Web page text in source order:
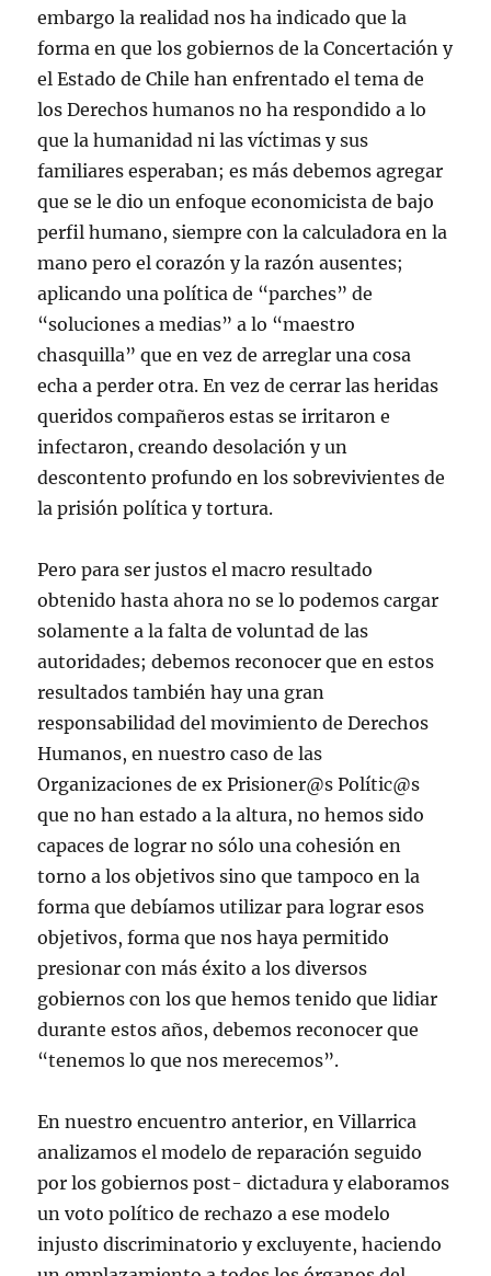
embargo la realidad nos ha indicado que la
forma en que los gobiernos de la Concertación y
el Estado de Chile han enfrentado el tema de
los Derechos humanos no ha respondido a lo
que la humanidad ni las víctimas y sus
familiares esperaban; es más debemos agregar
que se le dio un enfoque economicista de bajo
perfil humano, siempre con la calculadora en la
mano pero el corazón y la razón ausentes;
aplicando una política de “parches” de
“soluciones a medias” a lo “maestro
chasquilla” que en vez de arreglar una cosa
echa a perder otra. En vez de cerrar las heridas
queridos compañeros estas se irritaron e
infectaron, creando desolación y un
descontento profundo en los sobrevivientes de
la prisión política y tortura.
Pero para ser justos el macro resultado
obtenido hasta ahora no se lo podemos cargar
solamente a la falta de voluntad de las
autoridades; debemos reconocer que en estos
resultados también hay una gran
responsabilidad del movimiento de Derechos
Humanos, en nuestro caso de las
Organizaciones de ex Prisioner@s Polític@s
que no han estado a la altura, no hemos sido
capaces de lograr no sólo una cohesión en
torno a los objetivos sino que tampoco en la
forma que debíamos utilizar para lograr esos
objetivos, forma que nos haya permitido
presionar con más éxito a los diversos
gobiernos con los que hemos tenido que lidiar
durante estos años, debemos reconocer que
“tenemos lo que nos merecemos”.
En nuestro encuentro anterior, en Villarrica
analizamos el modelo de reparación seguido
por los gobiernos post- dictadura y elaboramos
un voto político de rechazo a ese modelo
injusto discriminatorio y excluyente, haciendo